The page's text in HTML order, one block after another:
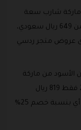
ماركة شارب سعة
42 لتر فقط 449 ريال سعودي بدلاً من 649 ريال سعودي،
في أقوى عروض متجر ردسي
الأسود من ماركة
دورا في متجر ردسي السعودية 2026 فقط 819 ريال
سعودي بدلاً من 1099 ريال سعودي، أي بنسبة خصم 25%